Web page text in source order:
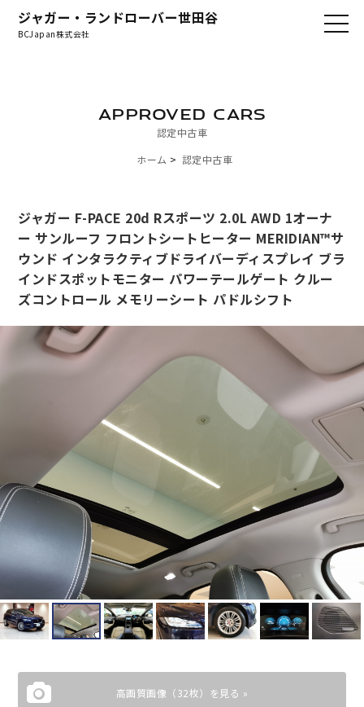
ジャガー・ランドローバー世田谷
BCJapan株式会社
認定中古車
APPROVED CARS
ホーム 認定中古車
ジャガー F-PACE 20d Rスポーツ 2.0L AWD 1オーナ
ー サンルーフ フロントシートヒーター MERIDIAN™サ
ウンド インタラクティブドライバーディスプレイ ブラ
インドスポットモニター パワーテールゲート クルー
ズコントロール メモリーシート パドルシフト
高画質画像（32枚）を見る »